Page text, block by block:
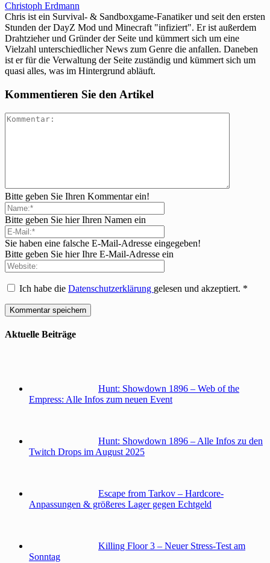
Christoph Erdmann
Chris ist ein Survival- & Sandboxgame-Fanatiker und seit den ersten
Stunden der DayZ Mod und Minecraft "infiziert". Er ist außerdem
Drahtzieher und Gründer der Seite und kümmert sich um eine
Vielzahl unterschiedlicher News zum Genre die anfallen. Daneben
ist er für die Verwaltung der Seite zuständig und kümmert sich um
quasi alles, was im Hintergrund abläuft.
Kommentieren Sie den Artikel
Bitte geben Sie Ihren Kommentar ein!
Bitte geben Sie hier Ihren Namen ein
Sie haben eine falsche E-Mail-Adresse eingegeben!
Bitte geben Sie hier Ihre E-Mail-Adresse ein
Ich habe die Datenschutzerklärung gelesen und akzeptiert. *
Aktuelle Beiträge
Hunt: Showdown 1896 – Web of the
Empress: Alle Infos zum neuen Event
Hunt: Showdown 1896 – Alle Infos zu den
Twitch Drops im August 2025
Escape from Tarkov – Hardcore-
Anpassungen & größeres Lager gegen Echtgeld
Killing Floor 3 – Neuer Stress-Test am
Sonntag